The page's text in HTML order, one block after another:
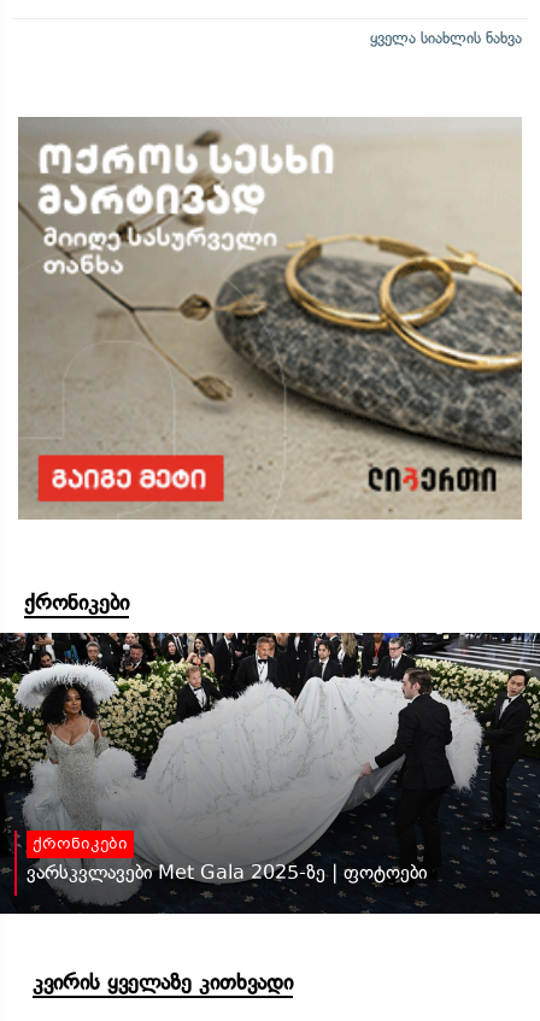
ყველა სიახლის ნახვა
ქრონიკები
ქრონიკები
ვარსკვლავები Met Gala 2025-ზე | ფოტოები
კვირის ყველაზე კითხვადი